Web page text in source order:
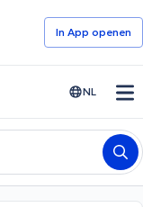
In App openen
NL